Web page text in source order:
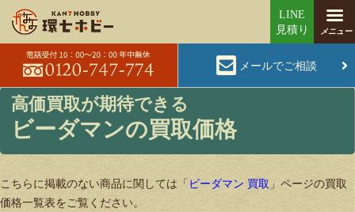
メールでご相談
ビーダマンの買取価格
こちらに掲載のない商品に関しては「 ビーダマン 買取 」ページの買取
価格一覧表をご覧ください。